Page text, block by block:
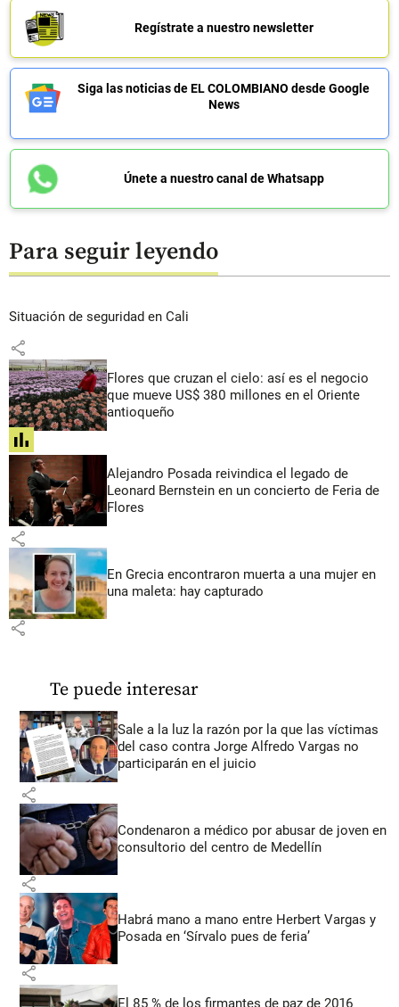
Regístrate a nuestro newsletter
Siga las noticias de EL COLOMBIANO desde Google
News
Únete a nuestro canal de Whatsapp
Para seguir leyendo
Situación de seguridad en Cali
share
Flores que cruzan el cielo: así es el negocio
que mueve US$ 380 millones en el Oriente
antioqueño
share
Alejandro Posada reivindica el legado de
Leonard Bernstein en un concierto de Feria de
Flores
share
En Grecia encontraron muerta a una mujer en
una maleta: hay capturado
share
Te puede interesar
Sale a la luz la razón por la que las víctimas
del caso contra Jorge Alfredo Vargas no
participarán en el juicio
share
Condenaron a médico por abusar de joven en
consultorio del centro de Medellín
share
Habrá mano a mano entre Herbert Vargas y
Posada en ‘Sírvalo pues de feria’
share
El 85 % de los firmantes de paz de 2016